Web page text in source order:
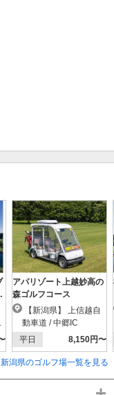
アパリゾート上越妙高の
森ゴルフコース
動車道 / 中郷IC
平日
8,150円〜
新潟県のゴルフ場一覧を見る